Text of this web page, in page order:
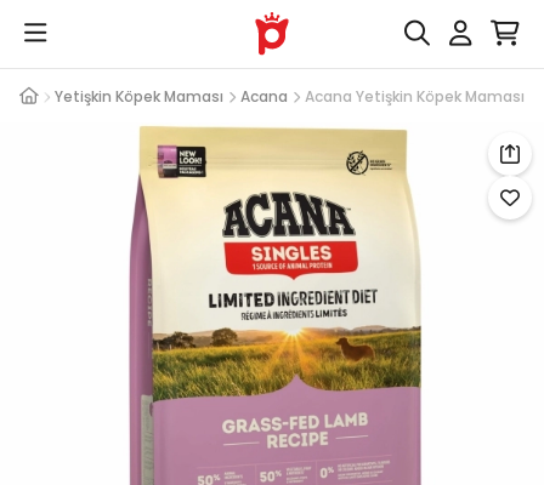
Yetişkin Köpek Maması Acana Acana Yetişkin Köpek Maması